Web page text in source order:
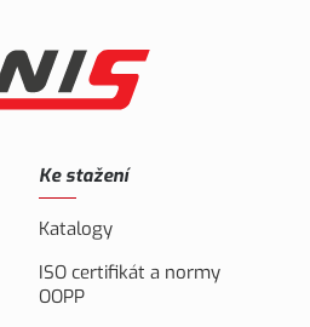
Ke stažení
Katalogy
ISO certifikát a normy
OOPP